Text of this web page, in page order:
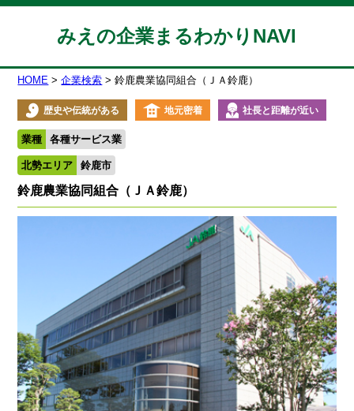
みえの企業まるわかりNAVI
HOME 企業検索 鈴鹿農業協同組合（ＪＡ鈴鹿）
歴史や伝統がある 地元密着 社長と距離が近い
業種 各種サービス業
北勢エリア 鈴鹿市
鈴鹿農業協同組合（ＪＡ鈴鹿）